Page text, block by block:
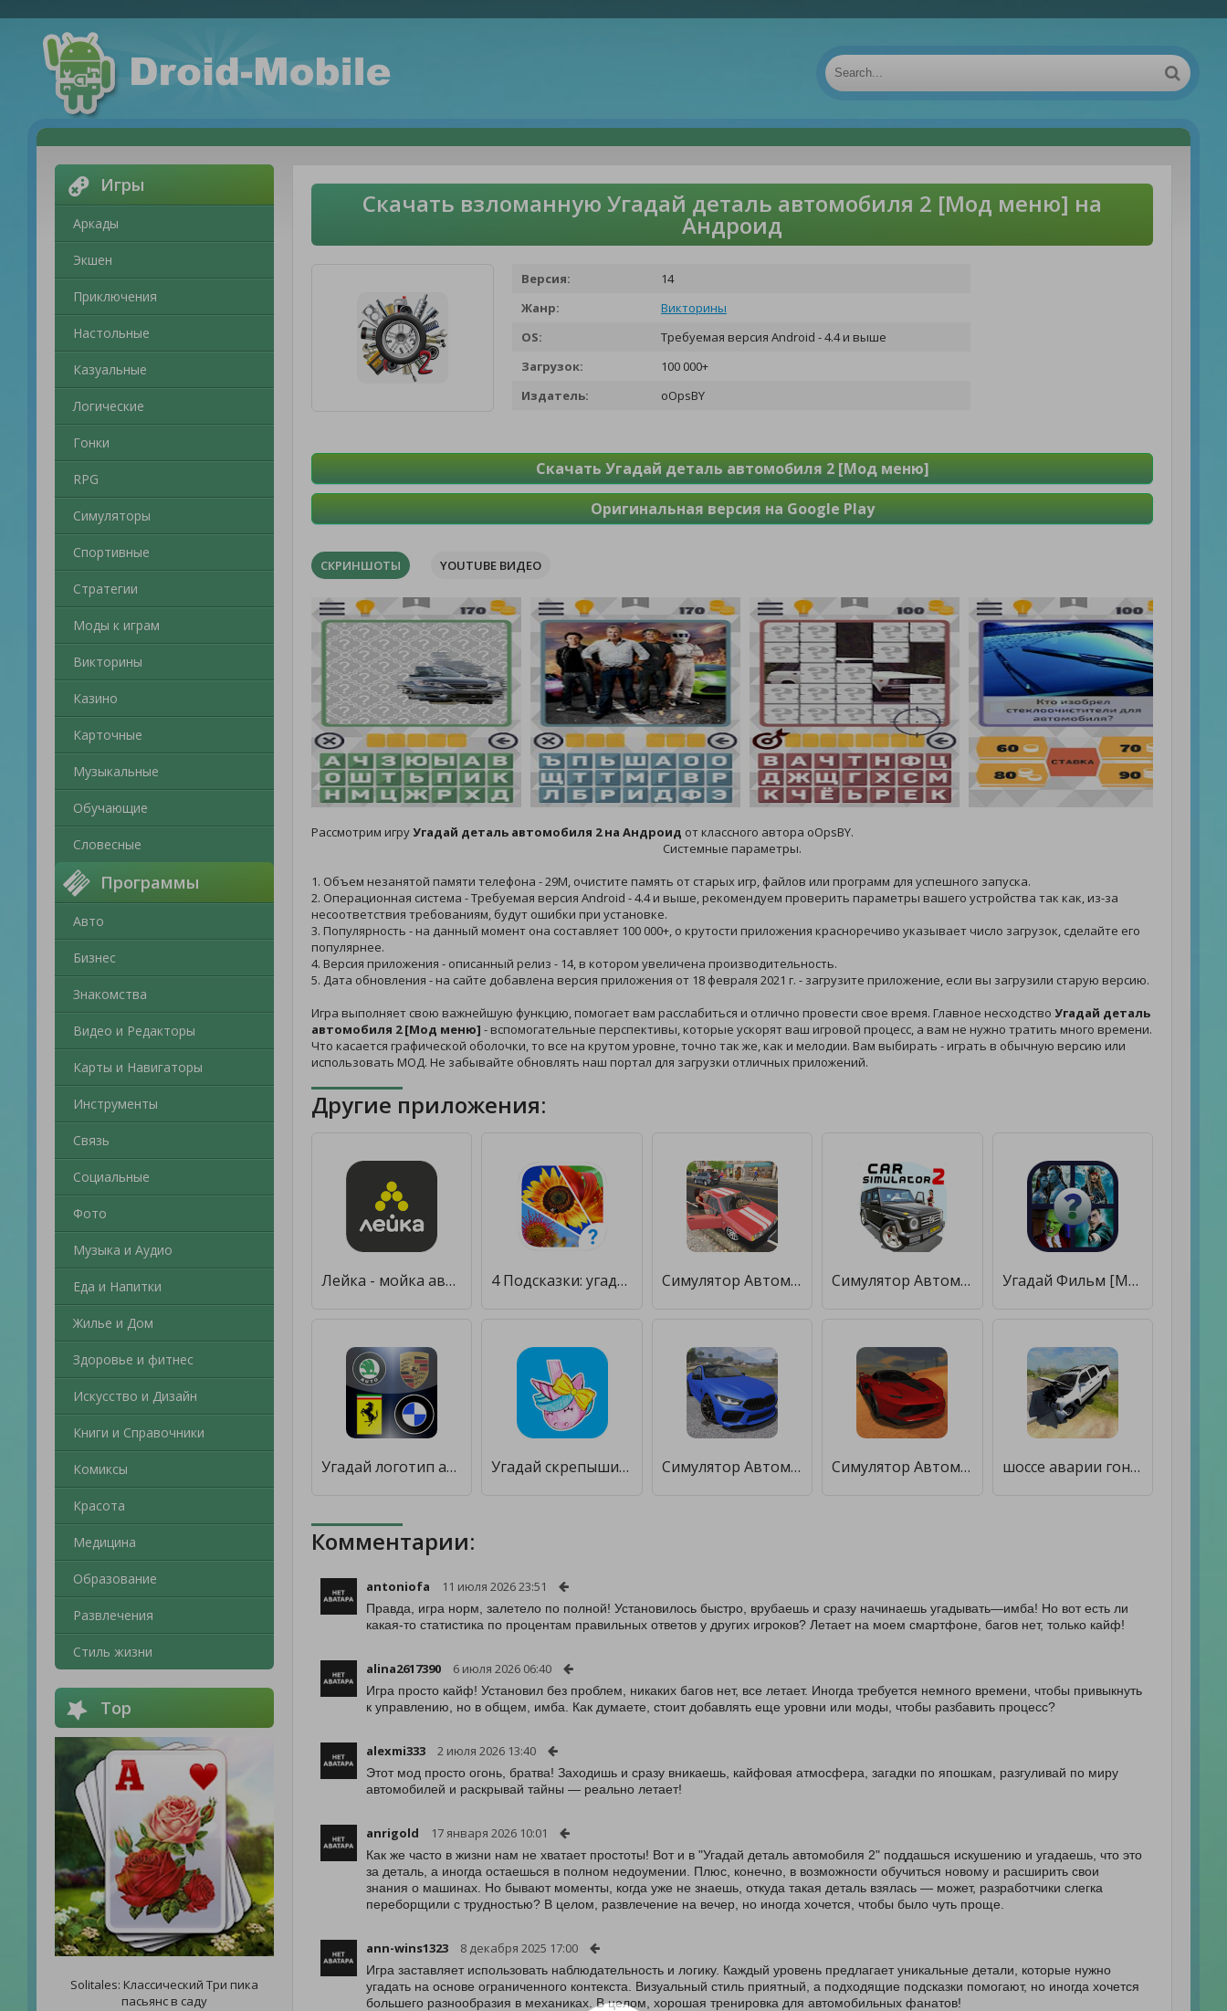
Игры
Аркады
Экшен
Приключения
Настольные
Казуальные
Логические
Гонки
RPG
Симуляторы
Спортивные
Стратегии
Моды к играм
Викторины
Казино
Карточные
Музыкальные
Обучающие
Словесные
Программы
Авто
Бизнес
Знакомства
Видео и Редакторы
Карты и Навигаторы
Инструменты
Связь
Социальные
Фото
Музыка и Аудио
Еда и Напитки
Жилье и Дом
Здоровье и фитнес
Искусство и Дизайн
Книги и Справочники
Комиксы
Красота
Медицина
Образование
Развлечения
Стиль жизни
Top
Solitales: Классический Три пика
пасьянс в саду
Скачать взломанную Угадай деталь автомобиля 2 [Мод меню] на
Андроид
Версия:
14
Жанр:
Викторины
OS:
Требуемая версия Android - 4.4 и выше
Загрузок:
100 000+
Издатель:
oOpsBY
Скачать Угадай деталь автомобиля 2 [Мод меню]
Оригинальная версия на Google Play
СКРИНШОТЫ YOUTUBE ВИДЕО
Рассмотрим игруУгадай деталь автомобиля 2 на Андроид от классного автора oOpsBY.
Системные параметры.
1. Объем незанятой памяти телефона - 29M, очистите память от старых игр, файлов или программ для успешного запуска.
2. Операционная система - Требуемая версия Android - 4.4 и выше, рекомендуем проверить параметры вашего устройства так как, из-за
несоответствия требованиям, будут ошибки при установке.
3. Популярность - на данный момент она составляет 100 000+, о крутости приложения красноречиво указывает число загрузок, сделайте его
популярнее.
4. Версия приложения - описанный релиз - 14, в котором увеличена производительность.
5. Дата обновления - на сайте добавлена версия приложения от 18 февраля 2021 г. - загрузите приложение, если вы загрузили старую версию.
Игра выполняет свою важнейшую функцию, помогает вам расслабиться и отлично провести свое время. Главное несходство Угадай деталь
автомобиля 2 [Мод меню] - вспомогательные перспективы, которые ускорят ваш игровой процесс, а вам не нужно тратить много времени.
Что касается графической оболочки, то все на крутом уровне, точно так же, как и мелодии. Вам выбирать - играть в обычную версию или
использовать МОД. Не забывайте обновлять наш портал для загрузки отличных приложений.
Другие приложения:
Лейка - мойка автомобиля [Unlocked] 4 Подсказки: угадай слово [Мод меню] Симулятор Автомобиля [Мод меню] Симулятор Автомобиля 2 [Мод меню] Угадай Фильм [Мод меню]
Угадай логотип автомобиля 2020 ! [Много денег] Угадай скрепыши [Мод меню] Симулятор Автомобиля вождения [Много монет] Симулятор Автомобиля 3 [Много денег] шоссе аварии гоночного автомобиля [Бесплатные покупки]
Комментарии:
antoniofa 11 июля 2026 23:51
Правда, игра норм, залетело по полной! Установилось быстро, врубаешь и сразу начинаешь угадывать—имба! Но вот есть ли
какая-то статистика по процентам правильных ответов у других игроков? Летает на моем смартфоне, багов нет, только кайф!
alina2617390 6 июля 2026 06:40
Игра просто кайф! Установил без проблем, никаких багов нет, все летает. Иногда требуется немного времени, чтобы привыкнуть
к управлению, но в общем, имба. Как думаете, стоит добавлять еще уровни или моды, чтобы разбавить процесс?
alexmi333 2 июля 2026 13:40
Этот мод просто огонь, братва! Заходишь и сразу вникаешь, кайфовая атмосфера, загадки по япошкам, разгуливай по миру
автомобилей и раскрывай тайны — реально летает!
anrigold 17 января 2026 10:01
Как же часто в жизни нам не хватает простоты! Вот и в "Угадай деталь автомобиля 2" поддашься искушению и угадаешь, что это
за деталь, а иногда остаешься в полном недоумении. Плюс, конечно, в возможности обучиться новому и расширить свои
знания о машинах. Но бывают моменты, когда уже не знаешь, откуда такая деталь взялась — может, разработчики слегка
переборщили с трудностью? В целом, развлечение на вечер, но иногда хочется, чтобы было чуть проще.
ann-wins1323 8 декабря 2025 17:00
Игра заставляет использовать наблюдательность и логику. Каждый уровень предлагает уникальные детали, которые нужно
угадать на основе ограниченного контекста. Визуальный стиль приятный, а подходящие подсказки помогают, но иногда хочется
большего разнообразия в механиках. В целом, хорошая тренировка для автомобильных фанатов!